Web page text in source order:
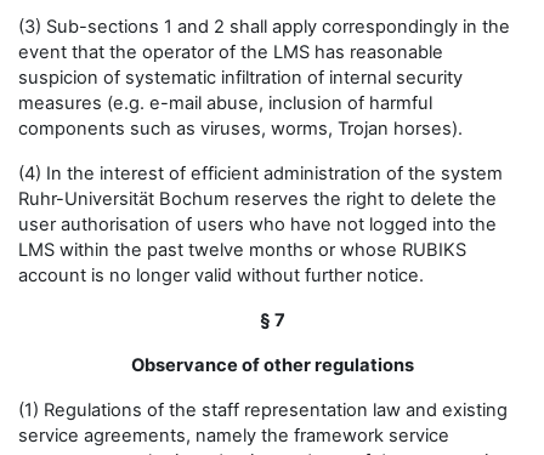
(3) Sub-sections 1 and 2 shall apply correspondingly in the
event that the operator of the LMS has reasonable
suspicion of systematic infiltration of internal security
measures (e.g. e-mail abuse, inclusion of harmful
components such as viruses, worms, Trojan horses).
(4) In the interest of efficient administration of the system
Ruhr-Universität Bochum reserves the right to delete the
user authorisation of users who have not logged into the
LMS within the past twelve months or whose RUBIKS
account is no longer valid without further notice.
§ 7
Observance of other regulations
(1) Regulations of the staff representation law and existing
service agreements, namely the framework service